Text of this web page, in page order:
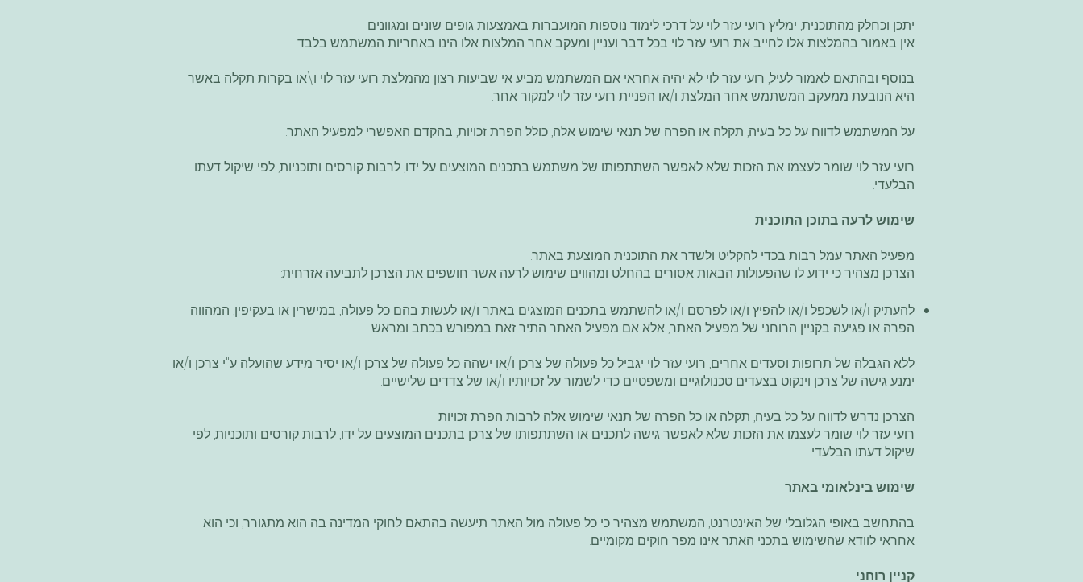
יתכן וכחלק מהתוכנית, ימליץ רועי עזר לוי על דרכי לימוד נוספות המועברות באמצעות גופים שונים ומגוונים.
אין באמור בהמלצות אלו לחייב את רועי עזר לוי בכל דבר ועניין ומעקב אחר המלצות אלו הינו באחריות המשתמש בלבד.
בנוסף ובהתאם לאמור לעיל, רועי עזר לוי לא יהיה אחראי אם המשתמש מביע אי שביעות רצון מהמלצת רועי עזר לוי ו\או בקרות תקלה באשר
היא הנובעת ממעקב המשתמש אחר המלצת ו/או הפניית רועי עזר לוי למקור אחר.
על המשתמש לדווח על כל בעיה, תקלה או הפרה של תנאי שימוש אלה, כולל הפרת זכויות, בהקדם האפשרי למפעיל האתר.
רועי עזר לוי שומר לעצמו את הזכות שלא לאפשר השתתפותו של משתמש בתכנים המוצעים על ידו, לרבות קורסים ותוכניות, לפי שיקול דעתו
הבלעדי..
שימוש לרעה בתוכן התוכנית
מפעיל האתר עמל רבות בכדי להקליט ולשדר את התוכנית המוצעת באתר.
הצרכן מצהיר כי ידוע לו שהפעולות הבאות אסורים בהחלט ומהווים שימוש לרעה אשר חושפים את הצרכן לתביעה אזרחית:
להעתיק ו/או לשכפל ו/או להפיץ ו/או לפרסם ו/או להשתמש בתכנים המוצגים באתר ו/או לעשות בהם כל פעולה, במישרין או בעקיפין, המהווה
הפרה או פגיעה בקניין הרוחני של מפעיל האתר, אלא אם מפעיל האתר התיר זאת במפורש בכתב ומראש
ללא הגבלה של תרופות וסעדים אחרים, רועי עזר לוי יגביל כל פעולה של צרכן ו/או ישהה כל פעולה של צרכן ו/או יסיר מידע שהועלה ע"י צרכן ו/או
ימנע גישה של צרכן וינקוט בצעדים טכנולוגיים ומשפטיים כדי לשמור על זכויותיו ו/או של צדדים שלישיים.
הצרכן נדרש לדווח על כל בעיה, תקלה או כל הפרה של תנאי שימוש אלה לרבות הפרת זכויות.
רועי עזר לוי שומר לעצמו את הזכות שלא לאפשר גישה לתכנים או השתתפותו של צרכן בתכנים המוצעים על ידו, לרבות קורסים ותוכניות, לפי
שיקול דעתו הבלעדי.
שימוש בינלאומי באתר
בהתחשב באופי הגלובלי של האינטרנט, המשתמש מצהיר כי כל פעולה מול האתר תיעשה בהתאם לחוקי המדינה בה הוא מתגורר, וכי הוא
אחראי לוודא שהשימוש בתכני האתר אינו מפר חוקים מקומיים.
קניין רוחני